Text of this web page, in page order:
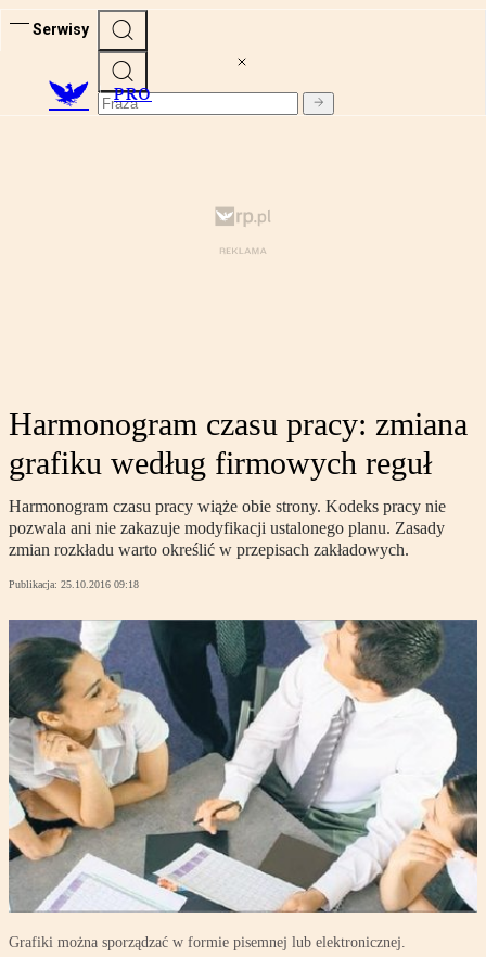
Serwisy
PRO
Harmonogram czasu pracy: zmiana
grafiku według firmowych reguł
Harmonogram czasu pracy wiąże obie strony. Kodeks pracy nie
pozwala ani nie zakazuje modyfikacji ustalonego planu. Zasady
zmian rozkładu warto określić w przepisach zakładowych.
Publikacja: 25.10.2016 09:18
Grafiki można sporządzać w formie pisemnej lub elektronicznej.